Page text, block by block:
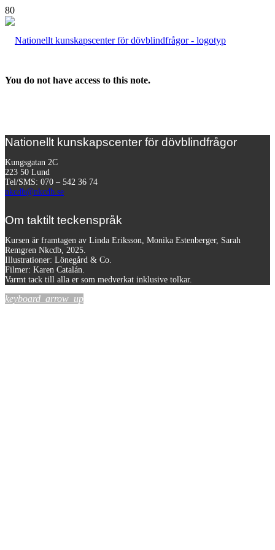
You do not have access to this note.
Nationellt kunskapscenter för dövblindfrågor
Kungsgatan 2C
223 50 Lund
Tel/SMS: 070 – 542 36 74
nkcdb@nkcdb.se
Om taktilt teckenspråk
Kursen är framtagen av Linda Eriksson, Monika Estenberger, Sarah
Remgren Nkcdb, 2025.
Illustrationer: Lönegård & Co.
Filmer: Karen Catalán.
Varmt tack till alla er som medverkat inklusive tolkar.
keyboard_arrow_up